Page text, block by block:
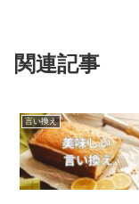
関連記事
言い換え